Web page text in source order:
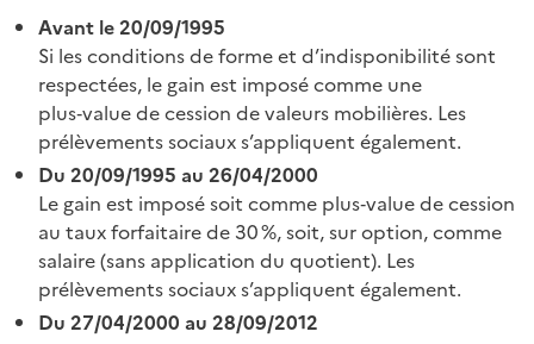
Avant le 20/09/1995
Si les conditions de forme et d’indisponibilité sont
respectées, le gain est imposé comme une
plus‑value de cession de valeurs mobilières. Les
prélèvements sociaux s’appliquent également.
Du 20/09/1995 au 26/04/2000
Le gain est imposé soit comme plus‑value de cession
au taux forfaitaire de 30 %, soit, sur option, comme
salaire (sans application du quotient). Les
prélèvements sociaux s’appliquent également.
Du 27/04/2000 au 28/09/2012